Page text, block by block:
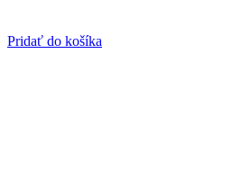
Pridať do košíka